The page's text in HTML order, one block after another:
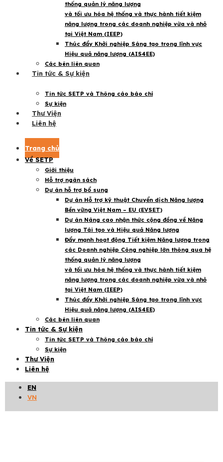
thống quản lý năng lượng
và tối ưu hóa hệ thống và thực hành tiết kiệm
năng lượng trong các doanh nghiệp vừa và nhỏ
tại Việt Nam (IEEP)
Thúc đẩy Khởi nghiệp Sáng tạo trong lĩnh vực
Hiệu quả năng lượng (AIS4EE)
Các bên liên quan
Tin tức & Sự kiện
Tin tức SETP và Thông cáo báo chí
Sự kiện
Thư Viện
Liên hệ
Trang chủ
Về SETP
Giới thiệu
Hỗ trợ ngân sách
Dự án hỗ trợ bổ sung
Dự án Hỗ trợ kỹ thuật Chuyển dịch Năng lượng
Bền vững Việt Nam – EU (EVSET)
Dự án Nâng cao nhận thức cộng đồng về Năng
lượng Tái tạo và Hiệu quả Năng lượng
Đẩy mạnh hoạt động Tiết kiệm Năng lượng trong
các Doanh nghiệp Công nghiệp lớn thông qua hệ
thống quản lý năng lượng
và tối ưu hóa hệ thống và thực hành tiết kiệm
năng lượng trong các doanh nghiệp vừa và nhỏ
tại Việt Nam (IEEP)
Thúc đẩy Khởi nghiệp Sáng tạo trong lĩnh vực
Hiệu quả năng lượng (AIS4EE)
Các bên liên quan
Tin tức & Sự kiện
Tin tức SETP và Thông cáo báo chí
Sự kiện
Thư Viện
Liên hệ
EN
VN
Tin tức mới nhất
Trường Đại học Lâm nghiệp thí điểm chương trình
đào tạo mới về nhiên liệu sinh học rắn với hỗ trợ
HÀ NỘI, ngày 3–4/8/2026 – 25 sinh viên Trường Đại học
Lâm nghiệp (VNUF) cùng
Xem thêm »
5 Th8 2026